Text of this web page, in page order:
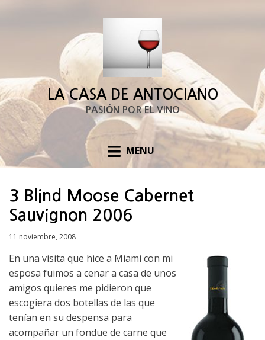
LA CASA DE ANTOCIANO
PASIÓN POR EL VINO
MENU
3 Blind Moose Cabernet
Sauvignon 2006
Posted
11 noviembre, 2008
En una visita que hice a Miami con mi
esposa fuimos a cenar a casa de unos
amigos quieres me pidieron que
escogiera dos botellas de las que
tenían en su despensa para
acompañar un fondue de carne que